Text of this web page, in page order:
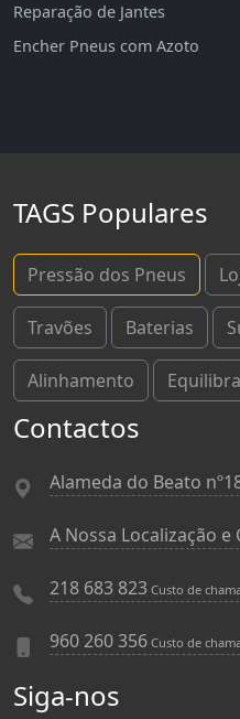
Reparação de Jantes
Encher Pneus com Azoto
TAGS Populares
Pressão dos Pneus
Travões Baterias
Alinhamento
Contactos
Alameda do Beato
A Nossa Localização e
218 683 823 Custo de
960 260 356 Custo de
Siga-nos